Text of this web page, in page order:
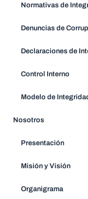
Normativas de
Denuncias de
Declaraciones de
Control Interno
Modelo de
Nosotros
Presentación
Misión y Visión
Organigrama